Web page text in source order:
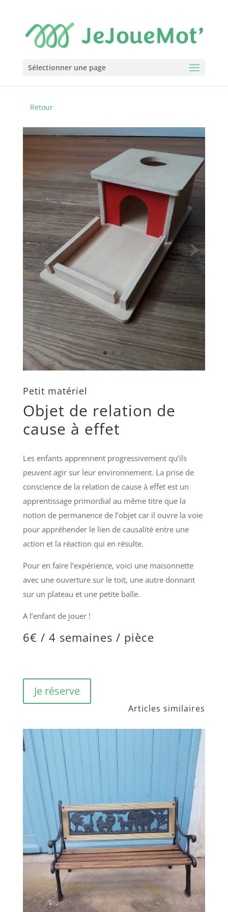
Sélectionner une page
Retour
Petit matériel
Objet de relation de
cause à effet
Les enfants apprennent progressivement qu’ils
peuvent agir sur leur environnement. La prise de
conscience de la relation de cause à effet est un
apprentissage primordial au même titre que la
notion de permanence de l’objet car il ouvre la voie
pour appréhender le lien de causalité entre une
action et la réaction qui en résulte.
Pour en faire l’expérience, voici une maisonnette
avec une ouverture sur le toit, une autre donnant
sur un plateau et une petite balle.
A l’enfant de jouer !
6€ / 4 semaines / pièce
Je réserve
Articles similaires